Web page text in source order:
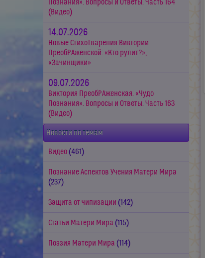
Познания». Вопросы и Ответы. Часть 164
(Видео)
14.07.2026
Новые СтихоТварения Виктории
ПреобРАженской: «Кто рулит?»,
«Зачинщики»
09.07.2026
Виктория ПреобРАженская. «Чудо
Познания». Вопросы и Ответы. Часть 163
(Видео)
Новости по темам
Видео (461)
Познание Аспектов Учения Матери Мира
(237)
Защита от чипизации (142)
Статьи Матери Мира (115)
Поэзия Матери Мира (114)